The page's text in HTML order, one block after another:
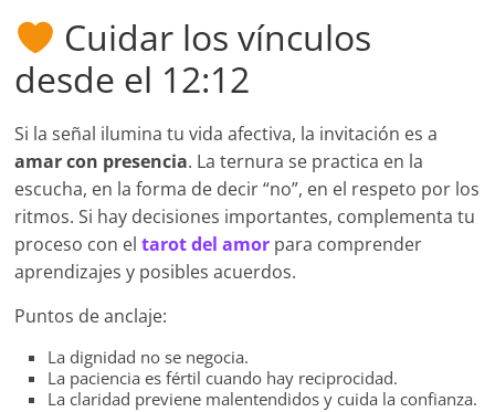
Cuidar los vínculos
desde el 12:12
Si la señal ilumina tu vida afectiva, la invitación es a
amar con presencia. La ternura se practica en la
escucha, en la forma de decir “no”, en el respeto por los
ritmos. Si hay decisiones importantes, complementa tu
proceso con eltarot del amor para comprender
aprendizajes y posibles acuerdos.
Puntos de anclaje:
La dignidad no se negocia.
La paciencia es fértil cuando hay reciprocidad.
La claridad previene malentendidos y cuida la confianza.